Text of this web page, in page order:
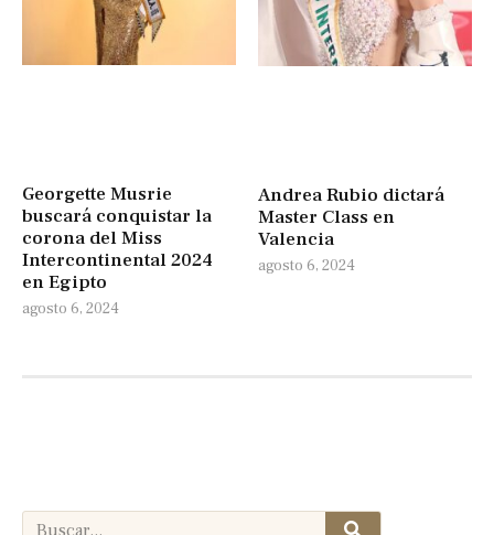
Georgette Musrie
buscará conquistar la
corona del Miss
Intercontinental 2024
en Egipto
agosto 6, 2024
Andrea Rubio dictará
Master Class en
Valencia
agosto 6, 2024
Search